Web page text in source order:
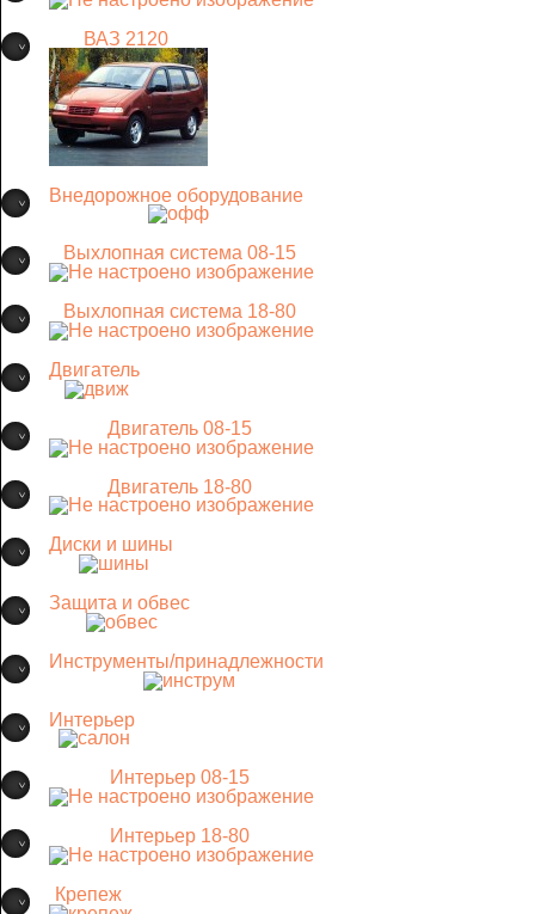
ВАЗ 2120
Внедорожное оборудование
Выхлопная система 08-15
Выхлопная система 18-80
Двигатель
Двигатель 08-15
Двигатель 18-80
Диски и шины
Защита и обвес
Инструменты/принадлежности
Интерьер
Интерьер 08-15
Интерьер 18-80
Крепеж